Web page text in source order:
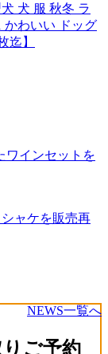
犬 服 秋冬 ラ
かわいい ドッグ
迄】
ワインセットを
ャケを販売再
NEWS一覧へ
ご予約